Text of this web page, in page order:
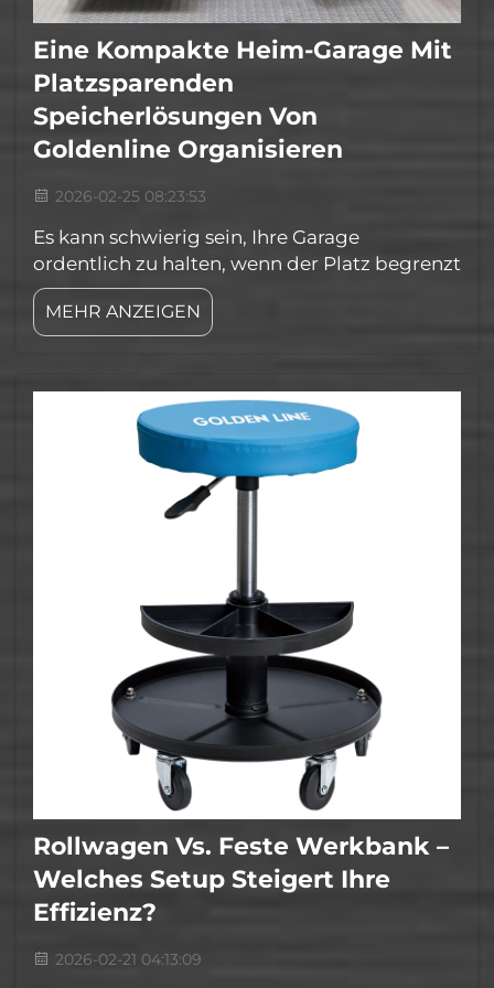
Eine Kompakte Heim-Garage Mit
Platzsparenden
Speicherlösungen Von
Goldenline Organisieren
2026-02-25 08:23:53
Es kann schwierig sein, Ihre Garage
ordentlich zu halten, wenn der Platz begrenzt
ist. Garagen werden häufig zu Abladestellen
und überlaufen mit Werkzeugen, Spielzeug
und allem anderen, wofür es sonst keinen
aufstauen zu lassen. Aber nicht, wenn...
MEHR ANZEIGEN
Rollwagen Vs. Feste Werkbank –
Welches Setup Steigert Ihre
Effizienz?
2026-02-21 04:13:09